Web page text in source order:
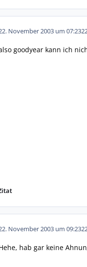
November 2003 um 07:23
goodyear kann ich
November 2003 um 09:23
hab gar keine